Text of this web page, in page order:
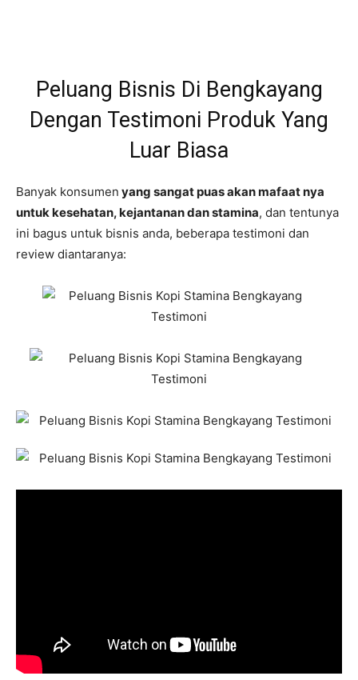
Peluang Bisnis Di Bengkayang
Dengan Testimoni Produk Yang
Luar Biasa
Banyak konsumen yang sangat puas akan mafaat nya
untuk kesehatan, kejantanan dan stamina, dan tentunya
ini bagus untuk bisnis anda, beberapa testimoni dan
review diantaranya: